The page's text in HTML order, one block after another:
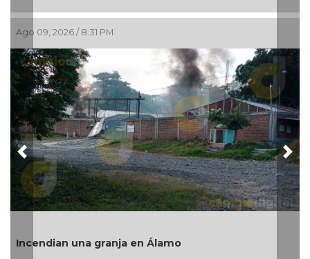
Ago 09, 2026 / 2:51 PM
“Este es el verdadero Coatzacoalcos”: Pedro
Rosaldo destaca éxito del Festival del Mar 2026
Previous